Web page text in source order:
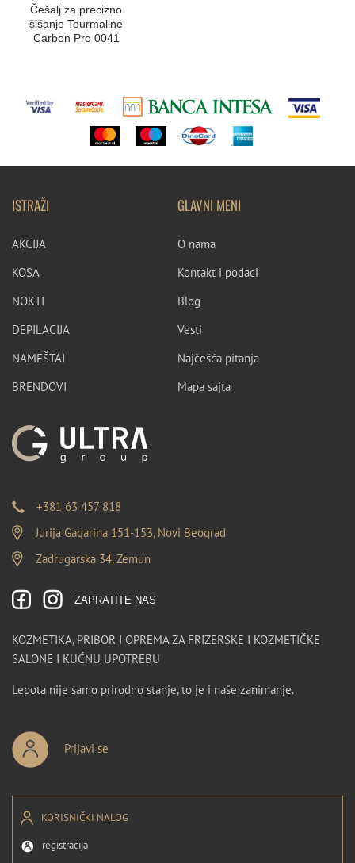
Češalj za precizno
šišanje Tourmaline
Carbon Pro 0041
ISTRAŽI
AKCIJA
KOSA
NOKTI
DEPILACIJA
NAMEŠTAJ
BRENDOVI
GLAVNI MENI
O nama
Kontakt i podaci
Blog
Vesti
Najčešća pitanja
Mapa sajta
+381 63 457 818
Jurija Gagarina 151-153, Novi Beograd
Zadrugarska 34, Zemun
ZAPRATITE NAS
KOZMETIKA, PRIBOR I OPREMA ZA FRIZERSKE I KOZMETIČKE
SALONE I KUĆNU UPOTREBU
Lepota nije samo prirodno stanje, to je i naše zanimanje.
Prijavi se
KORISNIČKI NALOG
registracija